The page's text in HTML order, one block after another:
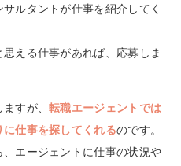
ルタントが仕事を紹介してく
える仕事があれば、応募しま
ますが、転職エージェントでは
仕事を探してくれるのです。
エージェントに仕事の状況や